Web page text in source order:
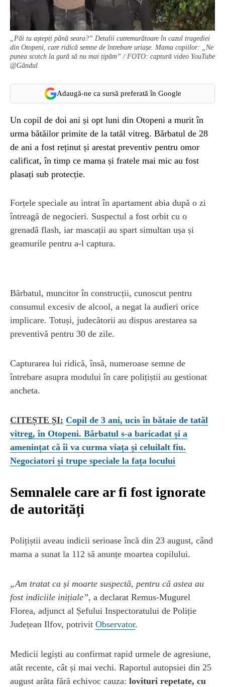
„Păi tu aștepți până seara?” Detalii cutremurătoare în cazul tragediei
din Otopeni, care ridică semne de întrebare uriașe. Mama copiilor: „Ne
punea scotch la gură să nu mai țipăm” / FOTO: captură video YouTube
@Gândul
Adaugă-ne ca sursă preferată în Google
Un copil de doi ani și opt luni din Otopeni a murit în
urma bătăilor primite de la tatăl vitreg. Bărbatul de 28
de ani a fost reținut și arestat preventiv pentru omor
calificat, în timp ce mama și fratele mai mic au fost
plasați sub protecție.
Forțele speciale au intrat în apartament abia după o zi
întreagă de negocieri. Suspectul a fost orbit cu o
grenadă flash, iar mascații au spart simultan ușa și
geamurile pentru a-l captura.
Bărbatul, muncitor în construcții, cunoscut pentru
consumul excesiv de alcool, a negat la audieri orice
implicare. Totuși, judecătorii au dispus arestarea sa
preventivă pentru 30 de zile.
Capturarea lui ridică, însă, numeroase semne de
întrebare asupra modului în care polițiștii au gestionat
ancheta.
CITEȘTE ȘI: Copil de 3 ani, ucis în bătaie de tatăl
vitreg, în Otopeni. Bărbatul s-a baricadat și a
amenințat că îi va curma viața și celuilalt fiu.
Negociatori și trupe speciale la fața locului
Semnalele care ar fi fost ignorate
de autorități
Polițiștii aveau indicii serioase încă din 23 august, când
mama a sunat la 112 să anunțe moartea copilului.
„Am tratat ca și moarte suspectă, pentru că astea au
fost indiciile inițiale”, a declarat Remus-Mugurel
Florea, adjunct al Șefului Inspectoratului de Poliție
Județean Ilfov, potrivit Observator.
Medicii legiști au confirmat rapid urmele de agresiune,
atât recente, cât și mai vechi. Raportul autopsiei din 25
august arăta fără echivoc cauza: lovituri repetate, cu